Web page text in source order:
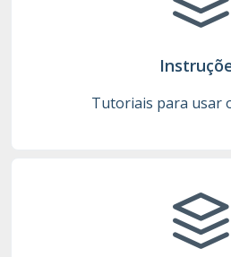
Tutoriais para usar